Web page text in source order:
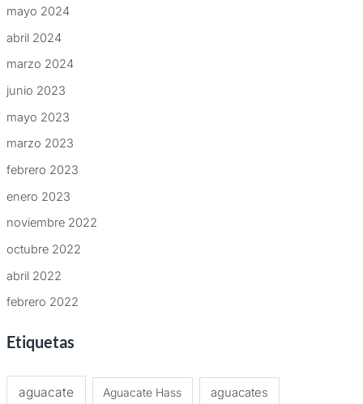
mayo 2024
abril 2024
marzo 2024
junio 2023
mayo 2023
marzo 2023
febrero 2023
enero 2023
noviembre 2022
octubre 2022
abril 2022
febrero 2022
Etiquetas
aguacate Aguacate Hass aguacates